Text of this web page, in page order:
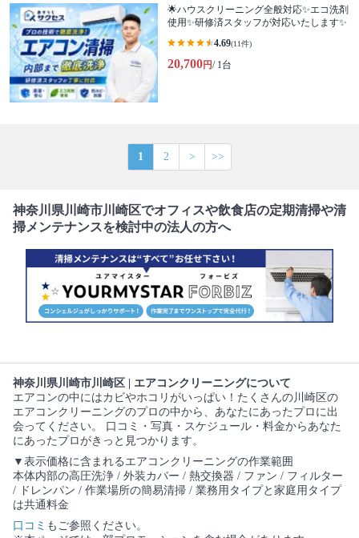
🌟ハウスクリーニング全般対応✨エコ洗剤
使用✨研修済スタッフが対応いたします✨
4.69(11件)
20,700円/ 1台
1 2 > >>
神奈川県川崎市川崎区でオフィスや飲食店の定期清掃や清
掃メンテナンスを検討中の法人の方へ
神奈川県川崎市川崎区 | エアコンクリーニングについて
エアコンの中にはカビやホコリがいっぱい！たくさんの川崎区の
エアコンクリーニングのプロの中から、あなたにあったプロに出
会ってください。 口コミ・写真・スケジュール・料金からあなた
にあったプロがきっと見つかります。
▼表示価格に含まれるエアコンクリーニングの作業範囲
本体内部の高圧洗浄 / 外装カバー / 熱交換器 / ファン / フィルター
/ ドレンパン / 作業場所の簡易清掃 / 業務用タイプと家庭用タイプ
は共通料金
口コミ もご参照ください。